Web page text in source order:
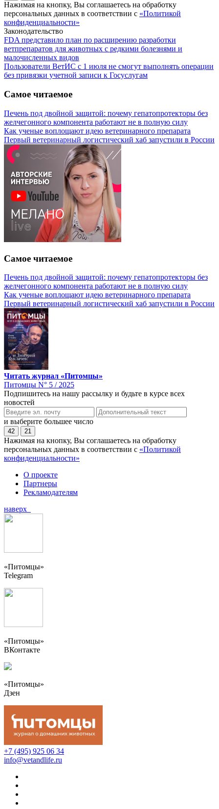
Нажимая на кнопку, Вы соглашаетесь на обработку
персональных данных в соответствии с «Политикой
конфиденциальности»
Законодательство
FDA представило план по расширению разработки
ветпрепаратов для животных с редкими болезнями и
малочисленных видов
Пользователи ВетИС с 1 июля не смогут выполнять операции
без привязки учетной записи к Госуслугам
Самое читаемое
Печень под двойной защитой: почему гепатопротекторы без
желчегонного компонента работают не в полную силу
Как ученые воплощают идею ветеринарного препарата
Первый ветеринарный логистический хаб запустили в России
Самое читаемое
Печень под двойной защитой: почему гепатопротекторы без
желчегонного компонента работают не в полную силу
Как ученые воплощают идею ветеринарного препарата
Первый ветеринарный логистический хаб запустили в России
Читать журнал «Питомцы»
Питомцы N° 5 / 2025
Подпишитесь на нашу рассылку и будьте в курсе всех
новостей
и выберите большее число
42 21
Нажимая на кнопку, Вы соглашаетесь на обработку
персональных данных в соответствии с «Политикой
конфиденциальности»
О проекте
Партнеры
Рекламодателям
наверх
«Питомцы»
Telegram
«Питомцы»
ВКонтакте
«Питомцы»
Дзен
+7 (495) 925 06 34
info@vetandlife.ru